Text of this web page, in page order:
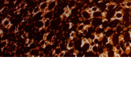
FAQ™ Dual LED Panel
POPULAR